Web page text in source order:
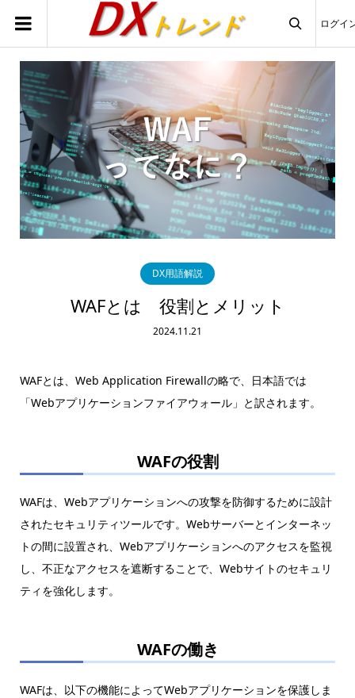

ログイ
DX用語解説
WAFとは 役割とメリット
2024.11.21
WAFとは、Web Application Firewallの略で、日本語では
「Webアプリケーションファイアウォール」と訳されます。
WAFの役割
WAFは、Webアプリケーションへの攻撃を防御するために設計
されたセキュリティツールです。Webサーバーとインターネッ
トの間に設置され、Webアプリケーションへのアクセスを監視
し、不正なアクセスを遮断することで、Webサイトのセキュリ
ティを強化します。
WAFの働き
WAFは、以下の機能によってWebアプリケーションを保護しま